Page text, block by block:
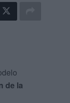
de la